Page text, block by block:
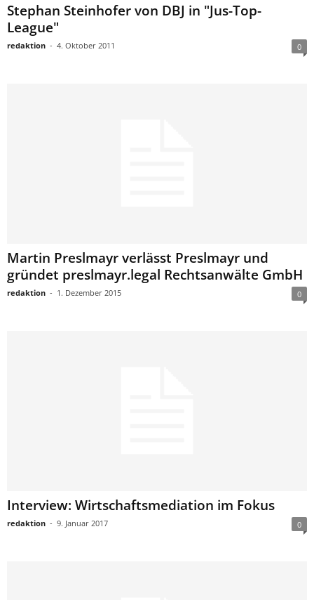
Stephan Steinhofer von DBJ in "Jus-Top-
League"
redaktion - 4. Oktober 2011 0
Martin Preslmayr verlässt Preslmayr und
gründet preslmayr.legal Rechtsanwälte GmbH
redaktion - 1. Dezember 2015 0
Interview: Wirtschaftsmediation im Fokus
redaktion - 9. Januar 2017 0